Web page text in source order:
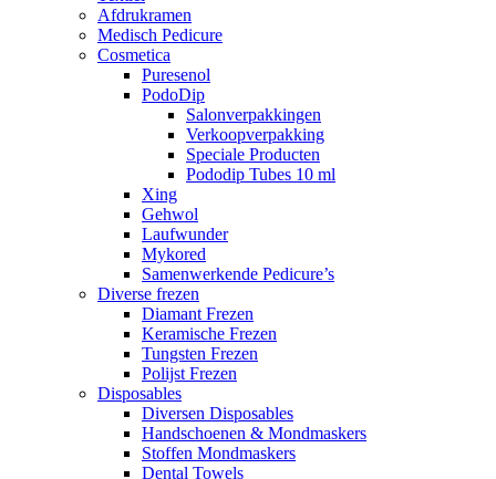
Afdrukramen
Medisch Pedicure
Cosmetica
Puresenol
PodoDip
Salonverpakkingen
Verkoopverpakking
Speciale Producten
Pododip Tubes 10 ml
Xing
Gehwol
Laufwunder
Mykored
Samenwerkende Pedicure’s
Diverse frezen
Diamant Frezen
Keramische Frezen
Tungsten Frezen
Polijst Frezen
Disposables
Diversen Disposables
Handschoenen & Mondmaskers
Stoffen Mondmaskers
Dental Towels